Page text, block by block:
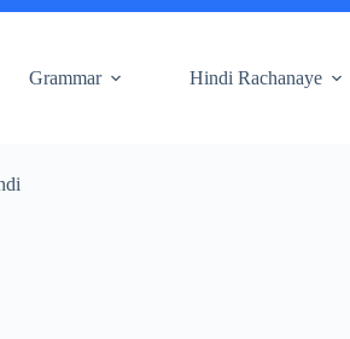
Grammar Hindi Rachanaye